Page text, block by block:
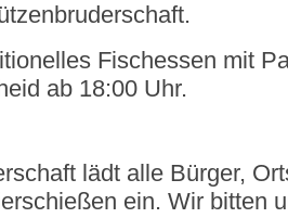
Fischessen mit
ab 18:00 Uhr.
lädt alle Bürger,
ein. Wir bitten